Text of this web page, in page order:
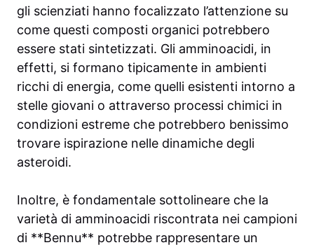
gli scienziati hanno focalizzato l’attenzione su
come questi composti organici potrebbero
essere stati sintetizzati. Gli amminoacidi, in
effetti, si formano tipicamente in ambienti
ricchi di energia, come quelli esistenti intorno a
stelle giovani o attraverso processi chimici in
condizioni estreme che potrebbero benissimo
trovare ispirazione nelle dinamiche degli
asteroidi.
Inoltre, è fondamentale sottolineare che la
varietà di amminoacidi riscontrata nei campioni
di **Bennu** potrebbe rappresentare un